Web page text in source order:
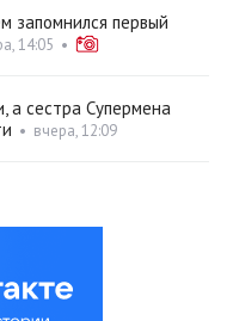
запомнился первый
14:05 •
а сестра Супермена
• вчера, 12:09